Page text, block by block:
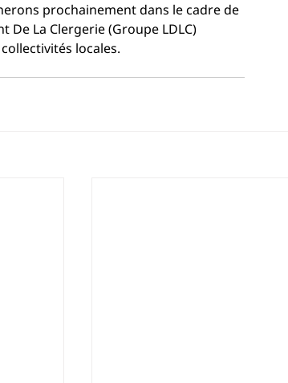
prochainement dans le cadre de
La Clergerie (Groupe LDLC)
collectivités locales.